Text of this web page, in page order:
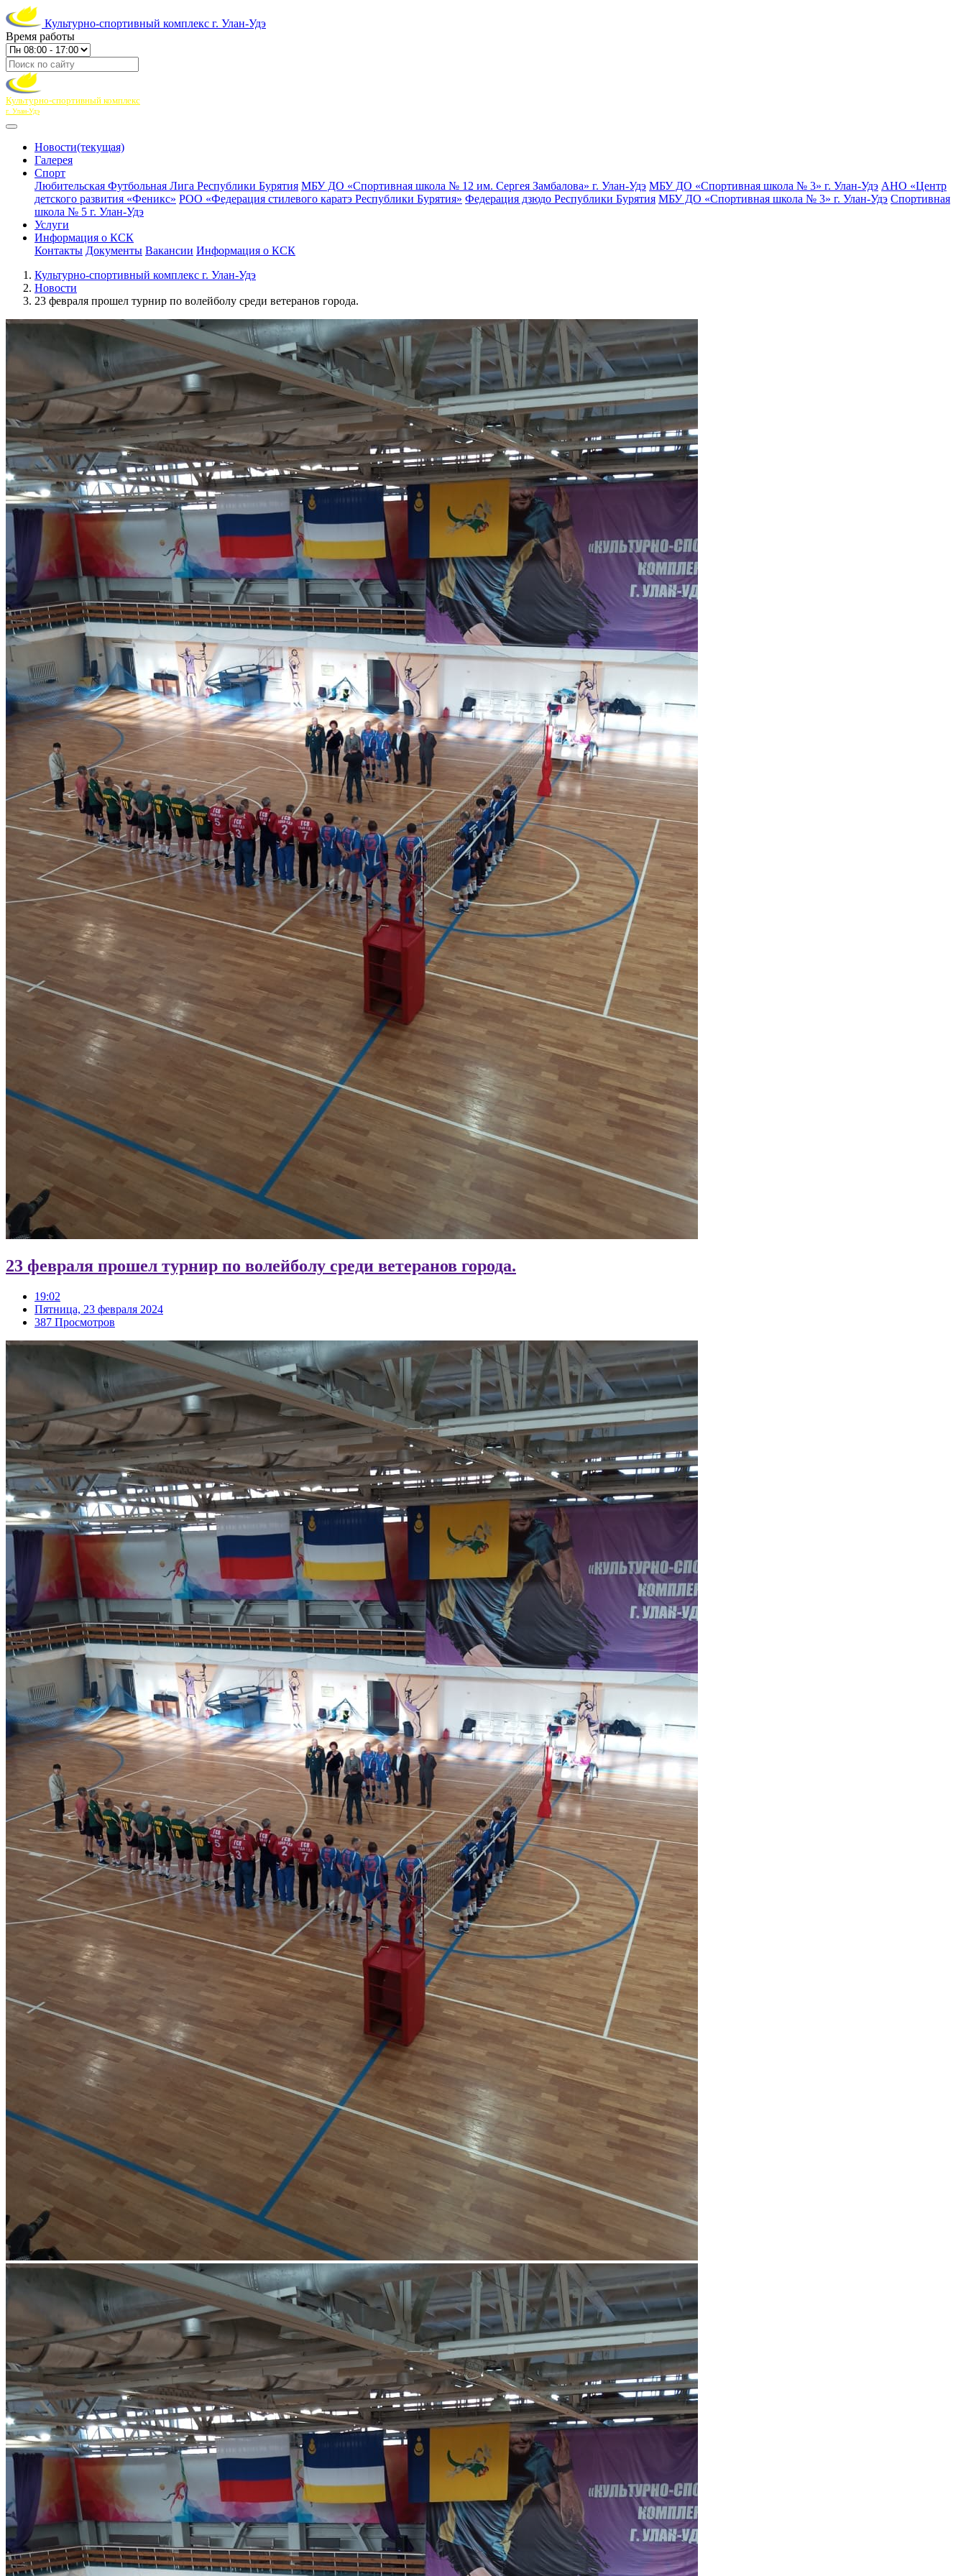
Культурно-спортивный комплекс г. Улан-Удэ
Время работы
Культурно-спортивный комплекс
г. Улан-Удэ
Новости(текущая)
Галерея
Спорт
Любительская Футбольная Лига Республики Бурятия МБУ ДО «Спортивная школа № 12 им. Сергея Замбалова» г. Улан-Удэ МБУ ДО «Спортивная школа № 3» г. Улан-Удэ АНО «Центр
детского развития «Феникс» РОО «Федерация стилевого каратэ Республики Бурятия» Федерация дзюдо Республики Бурятия МБУ ДО «Спортивная школа № 3» г. Улан-Удэ Спортивная
школа № 5 г. Улан-Удэ
Услуги
Информация о КСК
Контакты Документы Вакансии Информация о КСК
Культурно-спортивный комплекс г. Улан-Удэ
Новости
23 февраля прошел турнир по волейболу среди ветеранов города.
23 февраля прошел турнир по волейболу среди ветеранов города.
19:02
Пятница, 23 февраля 2024
387 Просмотров